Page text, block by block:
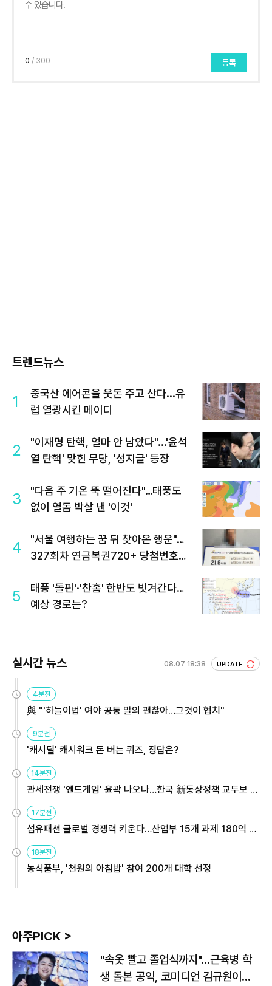
0 / 300 등록
트렌드뉴스
1
중국산 에어콘을 웃돈 주고 산다...유
럽 열광시킨 메이디
2
"이재명 탄핵, 얼마 안 남았다"...'윤석
열 탄핵' 맞힌 무당, '성지글' 등장
3
"다음 주 기온 뚝 떨어진다"…태풍도
없이 열돔 박살 낸 '이것'
4
"서울 여행하는 꿈 뒤 찾아온 행운"…
327회차 연금복권720+ 당첨번호조
5
태풍 '돌핀'·'찬홈' 한반도 빗겨간다…
예상 경로는?
실시간 뉴스 08.07 18:38 UPDATE
4분전
與 "'하늘이법' 여야 공동 발의 괜찮아…그것이 협치"
9분전
'캐시딜' 캐시워크 돈 버는 퀴즈, 정답은?
14분전
관세전쟁 '엔드게임' 윤곽 나오나…한국 新통상정책 교두보 활
용해야
17분전
섬유패션 글로벌 경쟁력 키운다…산업부 15개 과제 180억 지
원
18분전
농식품부, '천원의 아침밥' 참여 200개 대학 선정
아주PICK >
"속옷 빨고 졸업식까지"…근육병 학
생 돌본 공익, 코미디언 김규원이었